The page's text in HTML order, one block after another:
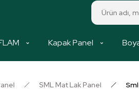
Kapak Panel
SML Mat Lak Panel